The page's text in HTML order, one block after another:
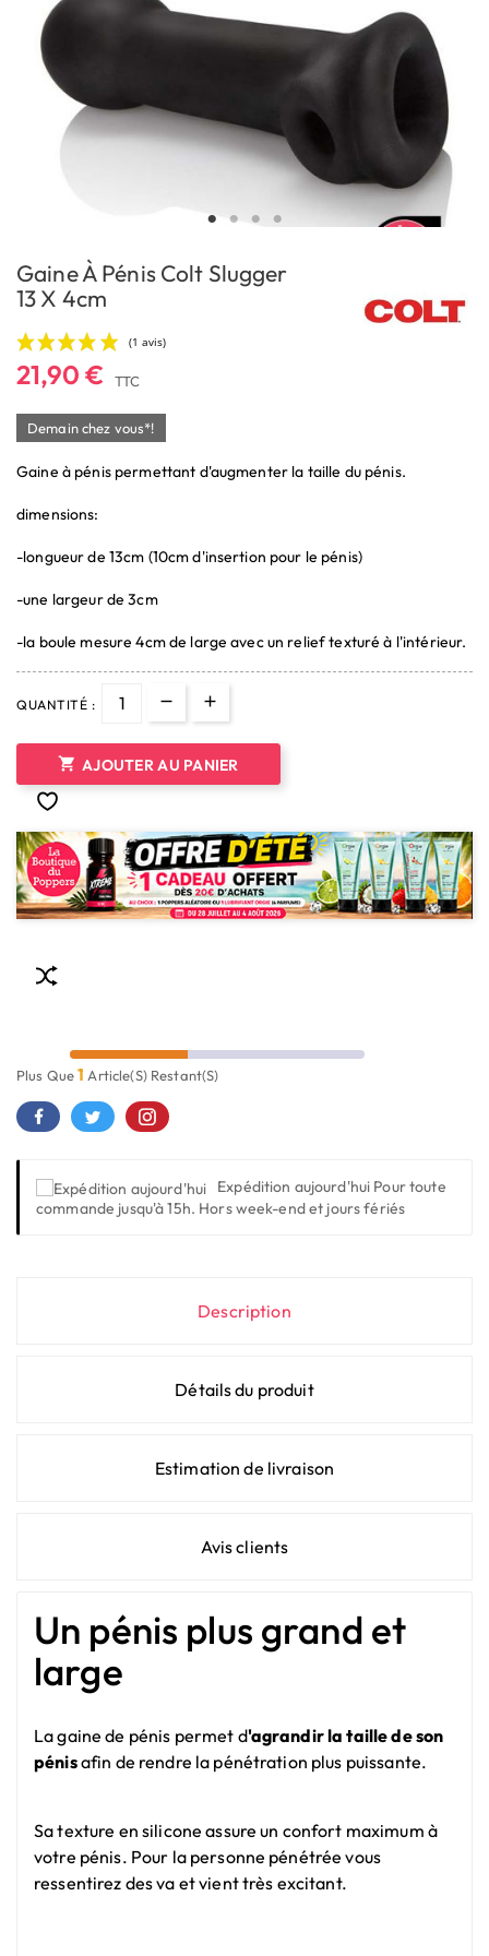
Gaine À Pénis Colt Slugger
13 X 4cm
21,90 € TTC
Demain chez vous*!
Gaine à pénis permettant d'augmenter la taille du pénis.
dimensions:
-longueur de 13cm (10cm d'insertion pour le pénis)
-une largeur de 3cm
-la boule mesure 4cm de large avec un relief texturé à l'intérieur.
QUANTITÉ :
 AJOUTER AU PANIER
Plus Que1 Article(s) Restant(s)
Expédition aujourd'hui Pour toute
commande jusqu'à 15h. Hors week-end et jours fériés
Description
Détails du produit
Estimation de livraison
Avis clients
Un pénis plus grand et
large
La gaine de pénis permet d'agrandir la taille de son
pénisafin de rendre la pénétration plus puissante.
Sa texture en silicone assure un confort maximum à
votre pénis. Pour la personne pénétrée vous
ressentirez des va et vient très excitant.